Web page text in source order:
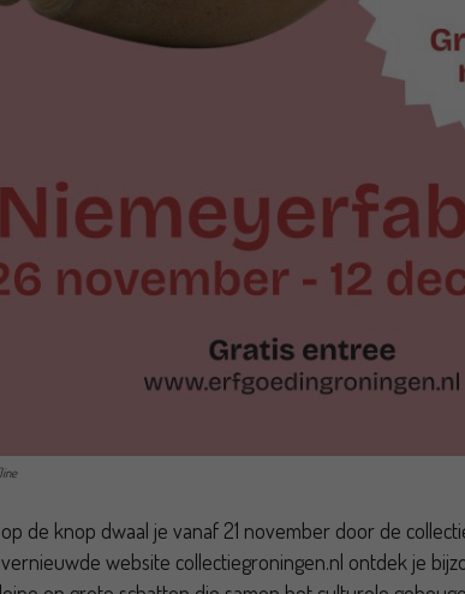
de knop dwaal je vanaf 21 november door de
vernieuwde website collectiegroningen.nl ontdek je